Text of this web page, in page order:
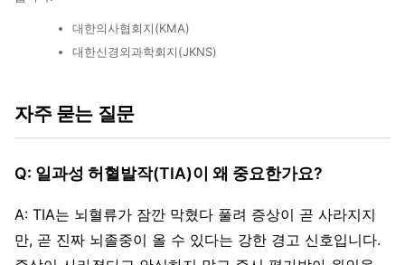
대한의사협회지(KMA)
대한신경외과학회지(JKNS)
자주 묻는 질문
Q: 일과성 허혈발작(TIA)이 왜 중요한가요?
A: TIA는 뇌혈류가 잠깐 막혔다 풀려 증상이 곧 사라지지
만, 곧 진짜 뇌졸중이 올 수 있다는 강한 경고 신호입니다.